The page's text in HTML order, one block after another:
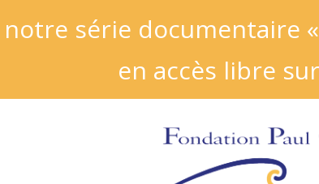
notre série
en accès libre